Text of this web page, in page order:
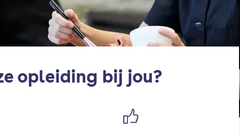
opleiding bij jou?